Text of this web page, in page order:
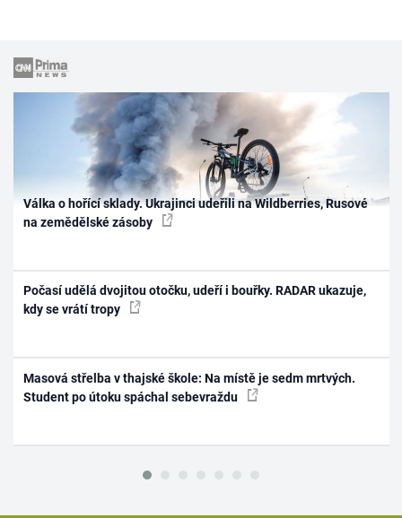
Válka o hořící sklady. Ukrajinci udeřili na Wildberries, Rusové
na zemědělské zásoby
Počasí udělá dvojitou otočku, udeří i bouřky. RADAR ukazuje,
kdy se vrátí tropy
Masová střelba v thajské škole: Na místě je sedm mrtvých.
Student po útoku spáchal sebevraždu